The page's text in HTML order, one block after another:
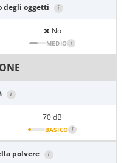
degli oggetti i
No
MEDIO i
i
70 dB
BASICO i
polvere i